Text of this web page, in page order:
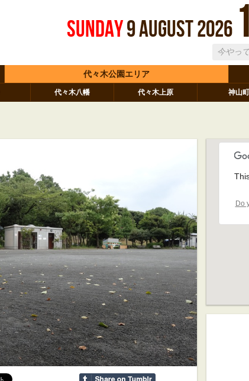
Sunday9August2026
代々木公園エリア
代々木八幡 代々木上原 神山町
Do